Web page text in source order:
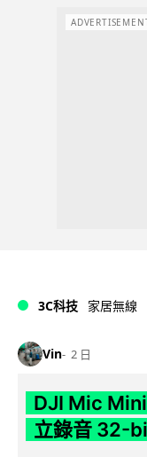
3C科技 家居無線
Vin 2 日
DJI Mic
立錄音 32-